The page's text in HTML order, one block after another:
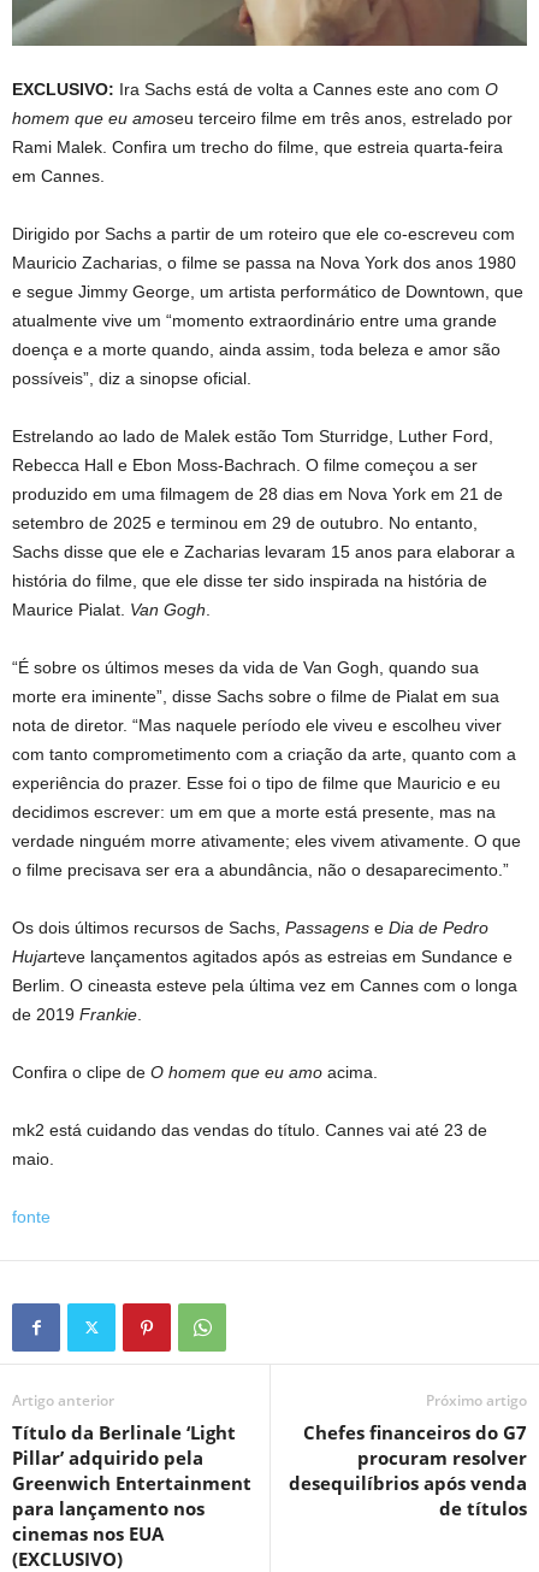
EXCLUSIVO: Ira Sachs está de volta a Cannes este ano com O
homem que eu amoseu terceiro filme em três anos, estrelado por
Rami Malek. Confira um trecho do filme, que estreia quarta-feira
em Cannes.
Dirigido por Sachs a partir de um roteiro que ele co-escreveu com
Mauricio Zacharias, o filme se passa na Nova York dos anos 1980
e segue Jimmy George, um artista performático de Downtown, que
atualmente vive um “momento extraordinário entre uma grande
doença e a morte quando, ainda assim, toda beleza e amor são
possíveis”, diz a sinopse oficial.
Estrelando ao lado de Malek estão Tom Sturridge, Luther Ford,
Rebecca Hall e Ebon Moss-Bachrach. O filme começou a ser
produzido em uma filmagem de 28 dias em Nova York em 21 de
setembro de 2025 e terminou em 29 de outubro. No entanto,
Sachs disse que ele e Zacharias levaram 15 anos para elaborar a
história do filme, que ele disse ter sido inspirada na história de
Maurice Pialat. Van Gogh
“É sobre os últimos meses da vida de Van Gogh, quando sua
morte era iminente”, disse Sachs sobre o filme de Pialat em sua
nota de diretor. “Mas naquele período ele viveu e escolheu viver
com tanto comprometimento com a criação da arte, quanto com a
experiência do prazer. Esse foi o tipo de filme que Mauricio e eu
decidimos escrever: um em que a morte está presente, mas na
verdade ninguém morre ativamente; eles vivem ativamente. O que
o filme precisava ser era a abundância, não o desaparecimento.”
Os dois últimos recursos de Sachs, Passagens e Dia de Pedro
Hujarteve lançamentos agitados após as estreias em Sundance e
Berlim. O cineasta esteve pela última vez em Cannes com o longa
de 2019 Frankie
Confira o clipe de O homem que eu amo acima.
mk2 está cuidando das vendas do título. Cannes vai até 23 de
maio.
fonte
Artigo anterior
Título da Berlinale ‘Light
Pillar’ adquirido pela
Greenwich Entertainment
para lançamento nos
cinemas nos EUA
(EXCLUSIVO)
Próximo artigo
Chefes financeiros do G7
procuram resolver
desequilíbrios após venda
de títulos